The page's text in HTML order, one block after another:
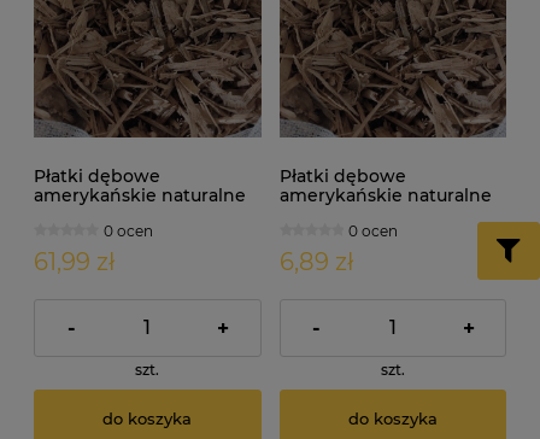
Płatki dębowe
amerykańskie naturalne
0 ocen
61,99 zł
- +
szt.
do koszyka
Płatki dębowe
amerykańskie naturalne
0 ocen
6,89 zł
- +
szt.
do koszyka